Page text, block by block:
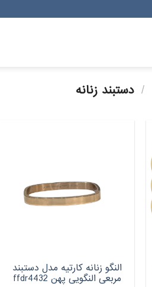
/ دستبند زنانه
النگو زنانه کارتیه مدل دستبند
مربعی النگویی پهن ffdr4432